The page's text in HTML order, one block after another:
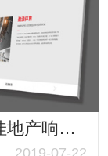
让城市每一处 都有出处，卓佳地产响应式网站
2019-07-22